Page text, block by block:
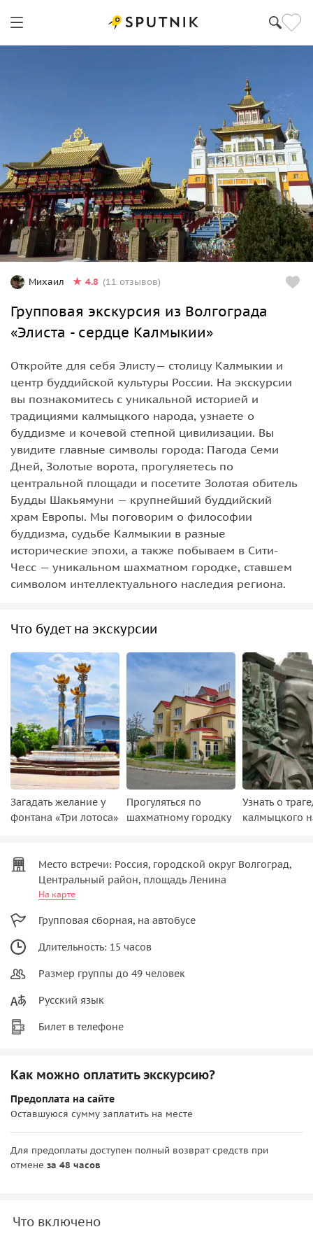
Михаил 4.8 (11 отзывов)
Групповая экскурсия из Волгограда
«Элиста - сердце Калмыкии»
Откройте для себя Элисту— столицу Калмыкии и
центр буддийской культуры России. На экскурсии
вы познакомитесь с уникальной историей и
традициями калмыцкого народа, узнаете о
буддизме и кочевой степной цивилизации. Вы
увидите главные символы города: Пагода Семи
Дней, Золотые ворота, прогуляетесь по
центральной площади и посетите Золотая обитель
Будды Шакьямуни — крупнейший буддийский
храм Европы. Мы поговорим о философии
буддизма, судьбе Калмыкии в разные
исторические эпохи, а также побываем в Сити-
Чесс — уникальном шахматном городке, ставшем
символом интеллектуального наследия региона.
Что будет на экскурсии
Загадать желание у
фонтана «Три лотоса»
Прогуляться по
шахматному городку
Узнать о
калмыцкого
Место встречи: Россия, городской округ Волгоград,
Центральный район, площадь Ленина
На карте
Групповая сборная, на автобусе
Длительность: 15 часов
Размер группы до 49 человек
Русский язык
Билет в телефоне
Как можно оплатить экскурсию?
Предоплата на сайте
Оставшуюся сумму заплатить на месте
Для предоплаты доступен полный возврат средств при
отмене за 48 часов
Что включено